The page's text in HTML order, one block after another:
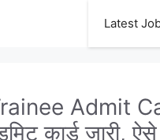
Latest
Admit
कार्ड जारी,